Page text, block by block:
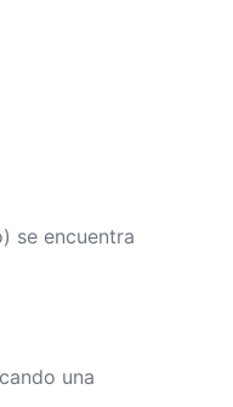
se encuentra
una